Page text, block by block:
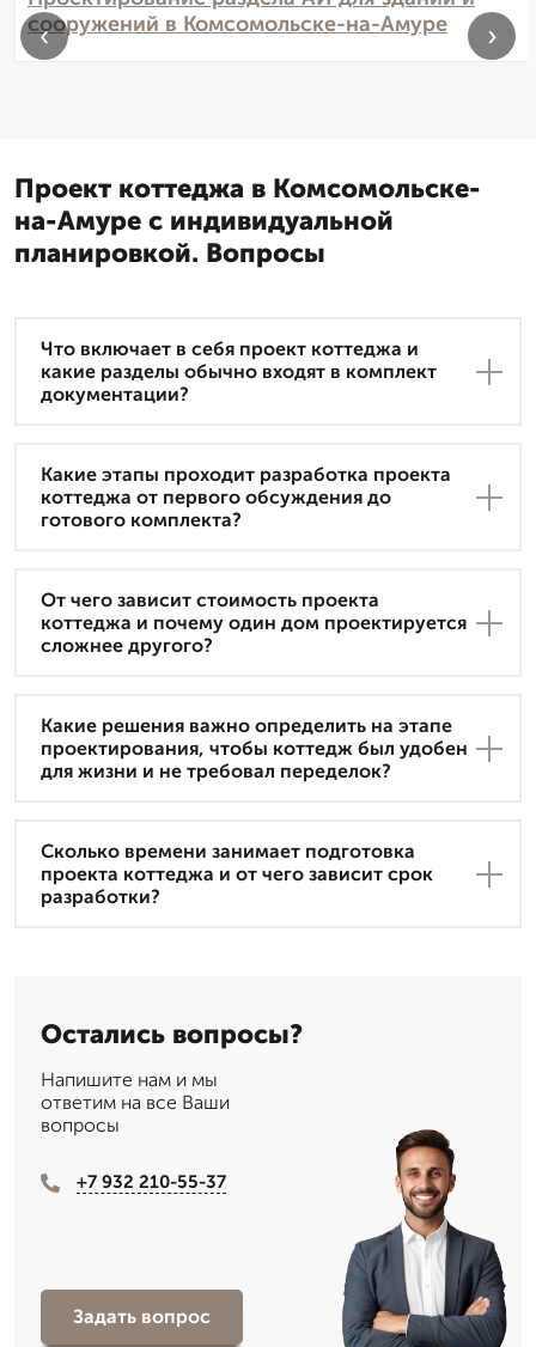
сооружений в Комсомольске-на-Амуре
‹ ›
Проект коттеджа в Комсомольске-
на-Амуре с индивидуальной
планировкой. Вопросы
Что включает в себя проект коттеджа и
какие разделы обычно входят в комплект
документации?
Какие этапы проходит разработка проекта
коттеджа от первого обсуждения до
готового комплекта?
От чего зависит стоимость проекта
коттеджа и почему один дом проектируется
сложнее другого?
Какие решения важно определить на этапе
проектирования, чтобы коттедж был удобен
для жизни и не требовал переделок?
Сколько времени занимает подготовка
проекта коттеджа и от чего зависит срок
разработки?
Остались вопросы?
Напишите нам и мы
ответим на все Ваши
вопросы
+7 932 210-55-37
Задать вопрос